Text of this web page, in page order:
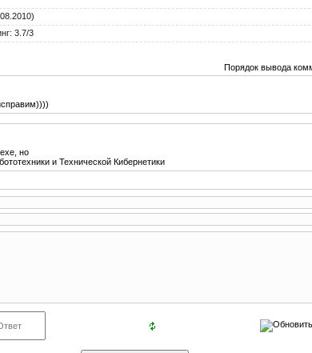
: 3.7/3
Порядок вывода
но
и Технической Кибернетики